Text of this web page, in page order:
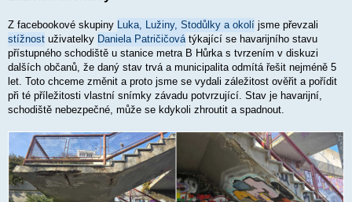
Z facebookové skupiny Luka, Lužiny, Stodůlky a okolí jsme převzali
stížnost uživatelky Daniela Patričičovátýkající se havarijního stavu
přístupného schodiště u stanice metra B Hůrka s tvrzením v diskuzi
dalších občanů, že daný stav trvá a municipalita odmítá řešit nejméně 5
let. Toto chceme změnit a proto jsme se vydali záležitost ověřit a pořídit
při té příležitosti vlastní snímky závadu potvrzující. Stav je havarijní,
schodiště nebezpečné, může se kdykoli zhroutit a spadnout.